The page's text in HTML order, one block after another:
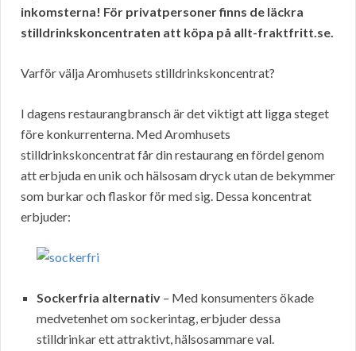
inkomsterna! För privatpersoner finns de läckra
stilldrinkskoncentraten att köpa på allt-fraktfritt.se.
Varför välja Aromhusets stilldrinkskoncentrat?
I dagens restaurangbransch är det viktigt att ligga steget
före konkurrenterna. Med Aromhusets
stilldrinkskoncentrat får din restaurang en fördel genom
att erbjuda en unik och hälsosam dryck utan de bekymmer
som burkar och flaskor för med sig. Dessa koncentrat
erbjuder:
Sockerfria alternativ – Med konsumenters ökade
medvetenhet om sockerintag, erbjuder dessa
stilldrinkar ett attraktivt, hälsosammare val.